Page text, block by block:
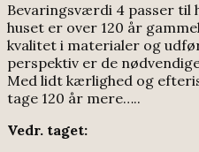
Bevaringsværdi 4 passer til
huset er over 120 år
kvalitet i materialer og
perspektiv er de
Med lidt kærlighed og
tage 120 år mere…..
Vedr. taget: